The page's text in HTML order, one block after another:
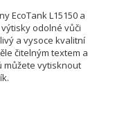
EcoTank L15150 a
odolné vůči
a vysoce kvalitní
čitelným textem a
můžete vytisknout